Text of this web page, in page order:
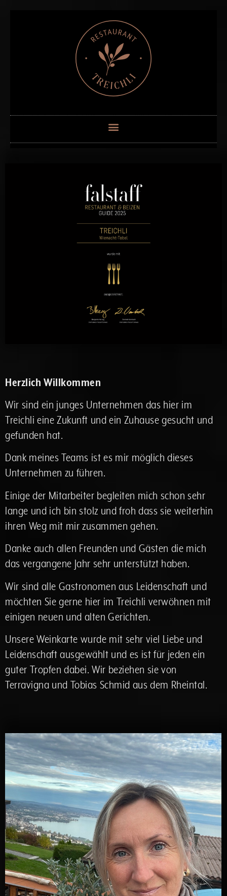
Herzlich Willkommen
Wir sind ein junges Unternehmen das hier im
Treichli eine Zukunft und ein Zuhause gesucht und
gefunden hat.
Dank meines Teams ist es mir möglich dieses
Unternehmen zu führen.
Einige der Mitarbeiter begleiten mich schon sehr
lange und ich bin stolz und froh dass sie weiterhin
ihren Weg mit mir zusammen gehen.
Danke auch allen Freunden und Gästen die mich
das vergangene Jahr sehr unterstützt haben.
Wir sind alle Gastronomen aus Leidenschaft und
möchten Sie gerne hier im Treichli verwöhnen mit
einigen neuen und alten Gerichten.
Unsere Weinkarte wurde mit sehr viel Liebe und
Leidenschaft ausgewählt und es ist für jeden ein
guter Tropfen dabei. Wir beziehen sie von
Terravigna und Tobias Schmid aus dem Rheintal.